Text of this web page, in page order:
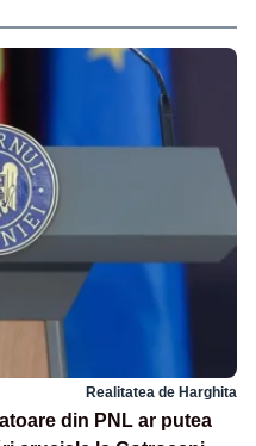
Realitatea de Harghita
din PNL ar putea